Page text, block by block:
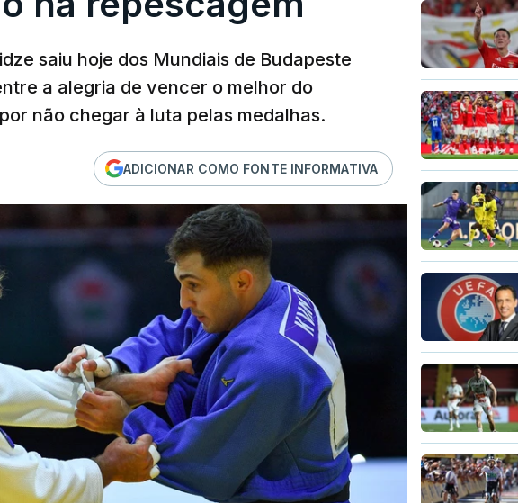
saiu hoje dos Mundiais de Budapeste
a alegria de vencer o melhor do
não chegar à luta pelas medalhas.
ADICIONAR COMO FONTE INFORMATIVA